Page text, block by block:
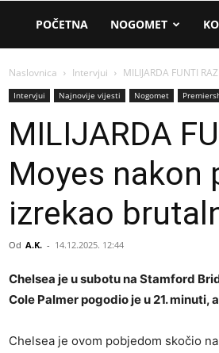
AM
Sport
POČETNA NOGOMET
Naslovnica Intervjui MILIJARDA FUNTI
Intervjui Najnovije vijesti Nogomet
MILIJARDA
Moyes nakon
izrekao
Od A.K. - 14.12.2025. 12:44
Chelsea je u subotu na Stamford
Cole Palmer pogodio je u 21. minuti,
Chelsea je ovom pobjedom skočio